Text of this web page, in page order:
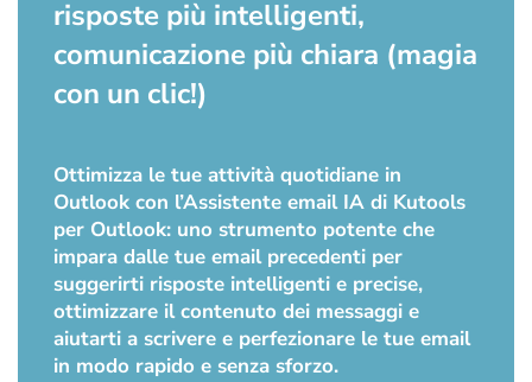
risposte più intelligenti,
comunicazione più chiara (magia
con un clic!)
Ottimizza le tue attività quotidiane in
Outlook con l’Assistente email IA di Kutools
per Outlook: uno strumento potente che
impara dalle tue email precedenti per
suggerirti risposte intelligenti e precise,
ottimizzare il contenuto dei messaggi e
aiutarti a scrivere e perfezionare le tue email
in modo rapido e senza sforzo.